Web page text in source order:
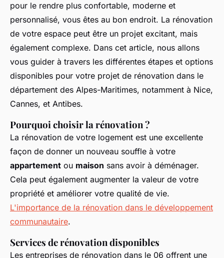
Léonie • 19 février 2025 •4 min de lecture
pour le rendre plus confortable, moderne et
personnalisé, vous êtes au bon endroit. La rénovation
de votre espace peut être un projet excitant, mais
également complexe. Dans cet article, nous allons
vous guider à travers les différentes étapes et options
disponibles pour votre projet de rénovation dans le
département des Alpes-Maritimes, notamment à Nice,
Cannes, et Antibes.
Pourquoi choisir la rénovation ?
La rénovation de votre logement est une excellente
façon de donner un nouveau souffle à votre
appartement ou maison sans avoir à déménager.
Cela peut également augmenter la valeur de votre
propriété et améliorer votre qualité de vie.
L'importance de la rénovation dans le développement
communautaire.
Services de rénovation disponibles
Les entreprises de rénovation dans le 06 offrent une